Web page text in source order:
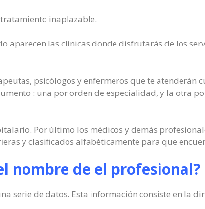
inaplazable.
aparecen las clínicas donde disfrutarás de los
psicólogos y enfermeros que te atenderán
: una por orden de especialidad, y la otra
Por último los médicos y demás
y clasificados alfabéticamente para que
nombre de el profesional?
serie de datos. Esta información consiste en la